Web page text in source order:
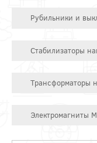
Рубильники и
Стабилизаторы
Трансформаторы
Электромагниты